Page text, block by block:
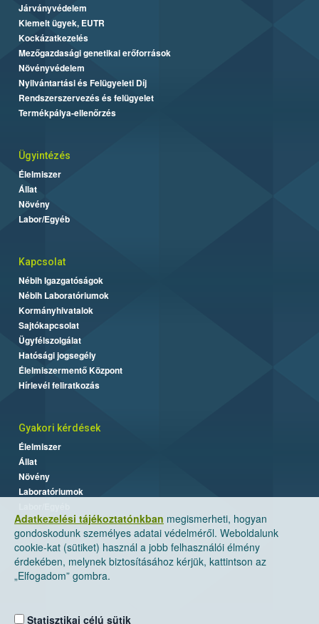
Adatkezelési tájékoztatónkban megismerheti, hogyan
gondoskodunk személyes adatai védelméről. Weboldalunk
cookie-kat (sütiket) használ a jobb felhasználói élmény
érdekében, melynek biztosításához kérjük, kattintson az
„Elfogadom” gombra.
Statisztikai célú sütik
Járványvédelem
Kiemelt ügyek, EUTR
Kockázatkezelés
Mezőgazdasági genetikai erőforrások
Növényvédelem
Nyilvántartási és Felügyeleti Díj
Rendszerszervezés és felügyelet
Termékpálya-ellenőrzés
Ügyintézés
Élelmiszer
Állat
Növény
Labor/Egyéb
Kapcsolat
Nébih Igazgatóságok
Nébih Laboratóriumok
Kormányhivatalok
Sajtókapcsolat
Ügyfélszolgálat
Hatósági jogsegély
Élelmiszermentő Központ
Hírlevél feliratkozás
Gyakori kérdések
Élelmiszer
Állat
Növény
Laboratóriumok